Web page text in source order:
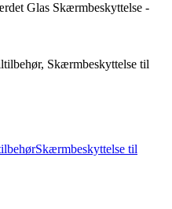
Glas Skærmbeskyttelse -
Skærmbeskyttelse til
Skærmbeskyttelse til